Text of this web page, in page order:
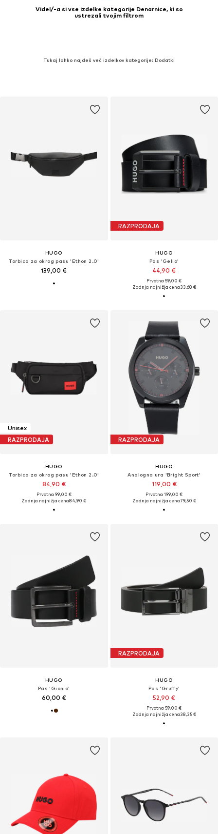
Videl/-a si vse izdelke kategorije Denarnice, ki so
ustrezali tvojim filtrom
Tukaj lahko najdeš več izdelkov kategorije: Dodatki
HUGO
Torbica za okrog pasu 'Ethon 2.0'
139,00 €
RAZPRODAJA
HUGO
Pas 'Gelio'
44,90 €
Prvotno: 59,00 €
Zadnja najnižja cena33,68 €
Unisex
RAZPRODAJA
HUGO
Torbica za okrog pasu 'Ethon 2.0'
84,90 €
Prvotno: 99,00 €
Zadnja najnižja cena84,90 €
RAZPRODAJA
HUGO
Analogna ura 'Bright Sport'
119,00 €
Prvotno: 199,00 €
Zadnja najnižja cena79,50 €
HUGO
Pas 'Gionio'
60,00 €
RAZPRODAJA
HUGO
Pas 'Gruffy'
52,90 €
Prvotno: 59,00 €
Zadnja najnižja cena38,35 €